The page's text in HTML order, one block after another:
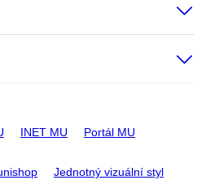
INET MU Portál MU
Jednotný vizuální styl